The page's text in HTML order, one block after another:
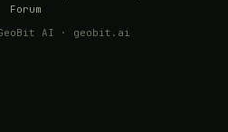
Forum
GeoBit AI · geobit.ai